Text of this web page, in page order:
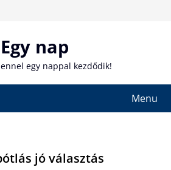
Egy nap
egy nappal kezdődik!
Menu
jó választás